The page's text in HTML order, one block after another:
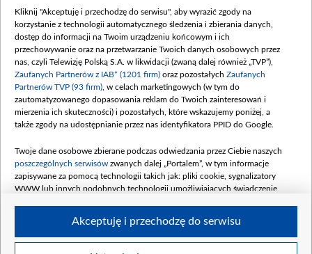
(wpłata wrzesień 60 mln)
Dofinansowanie 635 783 051,21 PLN
Data podpisania umowy: WRZESIEŃ 2025
(wpłata wrzesień 100 mln, październik 350
mln, listopad 265 mln)
Dofinansowanie 48 862 000,00 PLN
Data podpisania umowy: GRUDZIEŃ 2025
Dofinansowanie 900 000 000,00 PLN
Data podpisania umowy: LUTY 2026 (wpłata
26 lutego 80 mln, 4 marca 370 mln,8
czerwca 90 mln)
Kliknij "Akceptuję i przechodzę do serwisu", aby wyrazić zgody na
korzystanie z technologii automatycznego śledzenia i zbierania danych,
dostęp do informacji na Twoim urządzeniu końcowym i ich
przechowywanie oraz na przetwarzanie Twoich danych osobowych przez
nas, czyli Telewizję Polską S.A. w likwidacji (zwaną dalej również „TVP”),
Zaufanych Partnerów z IAB* (1201 firm) oraz pozostałych Zaufanych
Partnerów TVP (93 firm) , w celach marketingowych (w tym do
zautomatyzowanego dopasowania reklam do Twoich zainteresowań i
mierzenia ich skuteczności) i pozostałych, które wskazujemy poniżej, a
także zgody na udostępnianie przez nas identyfikatora PPID do Google.
Twoje dane osobowe zbierane podczas odwiedzania przez Ciebie naszych
poszczególnych serwisów zwanych dalej „Portalem”, w tym informacje
zapisywane za pomocą technologii takich jak: pliki cookie, sygnalizatory
WWW lub innych podobnych technologii umożliwiających świadczenie
Akceptuję i przechodzę do serwisu